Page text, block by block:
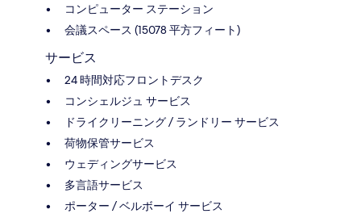
コンピューター ステーション
会議スペース (15078 平方フィート)
サービス
24 時間対応フロントデスク
コンシェルジュ サービス
ドライクリーニング / ランドリー サービス
荷物保管サービス
ウェディングサービス
多言語サービス
ポーター / ベルボーイ サービス